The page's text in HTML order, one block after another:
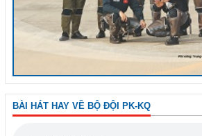
BÀI HÁT HAY VỀ BỘ ĐỘI PK-KQ